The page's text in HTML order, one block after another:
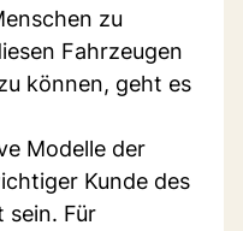
zu
Fahrzeugen
können, geht es
Modelle der
Kunde des
sein. Für